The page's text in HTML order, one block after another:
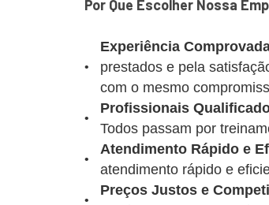
Por Que Escolher Nossa
Experiência
prestados e pela
com o mesmo
Profissionais
Todos passam por
Atendimento Rápido e
atendimento rápido e
Preços Justos e